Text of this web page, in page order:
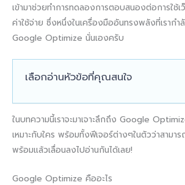
เข้ามาช่วยทำการทดลองการตอบสนองต่อการใช้
ค่าใช้จ่าย ซึ่งหนึ่งในเครื่องมืออันทรงพลังที่เราก
Google Optimize นั่นเองครับ
เลือกอ่านหัวข้อที่คุณสนใจ
ในบทความนี้เราจะมาเจาะลึกถึง Google
เหมาะกับใคร พร้อมทั้งฟีเจอร์ต่างๆในตัวว่าสามาร
พร้อมแล้วเลื่อนลงไปอ่านกันได้เลย!
Google Optimize คืออะไร